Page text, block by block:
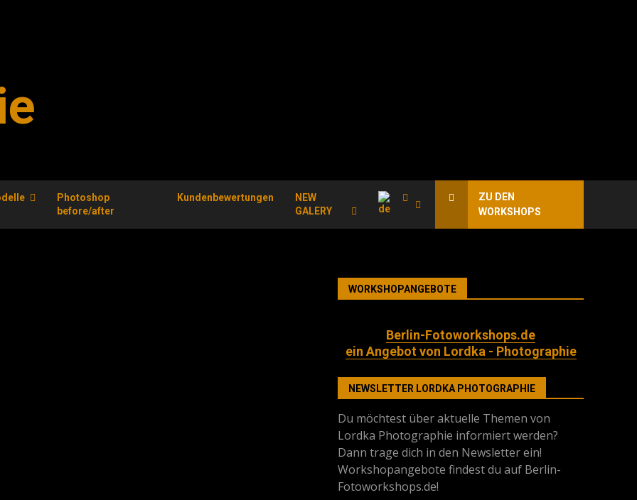
Photoshop
before/after
Kundenbewertungen
NEW
GALERY
ZU DEN
WORKSHOPS
WORKSHOPANGEBOTE
Berlin-Fotoworkshops.de
ein Angebot von Lordka - Photographie
NEWSLETTER LORDKA PHOTOGRAPHIE
Du möchtest über aktuelle Themen von
Lordka Photographie informiert werden?
Dann trage dich in den Newsletter ein!
Workshopangebote findest du auf Berlin-
Fotoworkshops.de!